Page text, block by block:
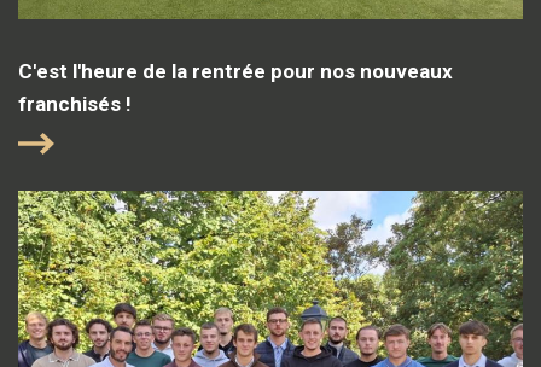
C'est l'heure de la rentrée pour nos nouveaux
franchisés !